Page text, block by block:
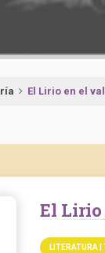
El Lirio en el
El
LITERATURA |